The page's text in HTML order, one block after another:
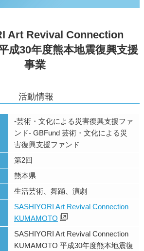
Art Revival Connection
成30年度熊本地震復興支援
事業
活動情報
-芸術・文化による災害復興支援ファ
ンド- GBFund 芸術・文化による災
害復興支援ファンド
第2回
熊本県
生活芸術、舞踊、演劇
SASHIYORI Art Revival Connection
KUMAMOTO
SASHIYORI Art Revival Connection
KUMAMOTO 平成30年度熊本地震復